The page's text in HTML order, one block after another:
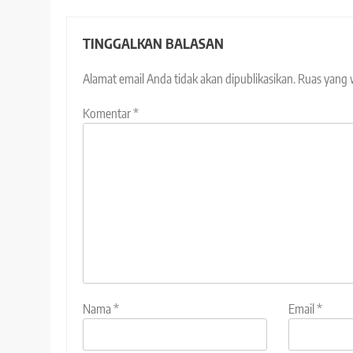
TINGGALKAN BALASAN
Alamat email Anda tidak akan dipublikasikan. Ruas
Komentar*
Nama* Email*